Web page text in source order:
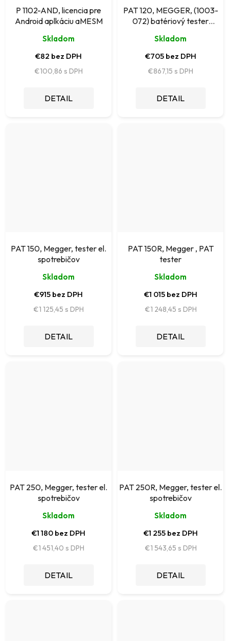
P 1102-AND, licencia pre
Android aplkáciu aMESM
Skladom
€82 bez DPH
€100,86
DETAIL
PAT 120, MEGGER, (1003-
072) batériový tester
Skladom
€705 bez DPH
€867,15
DETAIL
PAT 150, Megger, tester el.
spotrebičov
Skladom
€915 bez DPH
€1 125,45
DETAIL
PAT 150R, Megger , PAT
tester
Skladom
€1 015 bez DPH
€1 248,45
DETAIL
PAT 250, Megger, tester el.
spotrebičov
Skladom
€1 180 bez DPH
€1 451,40
DETAIL
PAT 250R, Megger, tester el.
spotrebičov
Skladom
€1 255 bez DPH
€1 543,65
DETAIL